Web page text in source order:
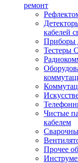
ремонт
кабелей
Приборы
Тестеры
Чистые
кабелем
Прочее